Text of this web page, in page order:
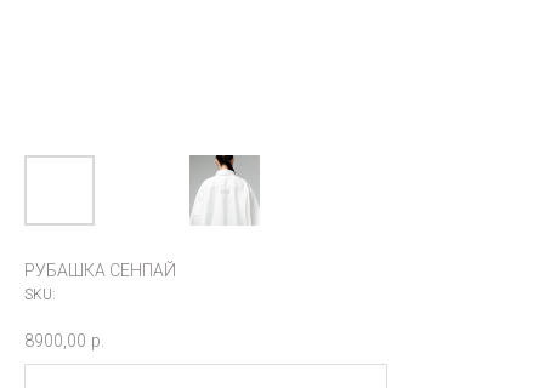
РУБАШКА СЕНПАЙ
SKU:
8900,00 р.